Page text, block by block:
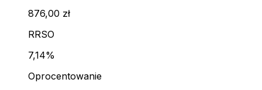
876,00 zł
RRSO
7,14%
Oprocentowanie